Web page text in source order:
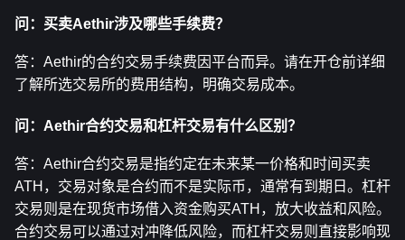
问：买卖Aethir涉及哪些手续费？
答：Aethir的合约交易手续费因平台而异。请在开仓前详细
了解所选交易所的费用结构，明确交易成本。
问：Aethir合约交易和杠杆交易有什么区别？
答：Aethir合约交易是指约定在未来某一价格和时间买卖
ATH，交易对象是合约而不是实际币，通常有到期日。杠杆
交易则是在现货市场借入资金购买ATH，放大收益和风险。
合约交易可以通过对冲降低风险，而杠杆交易则直接影响现